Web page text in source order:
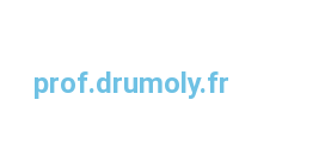
prof.drumoly.fr